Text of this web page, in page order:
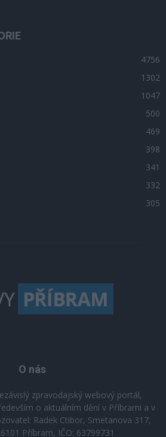
4756
1302
1047
500
469
398
341
332
305
O nás
zpravodajský webový portál,
o aktuálním dění v Příbrami a v
Radek Ctibor, Smetanova 317,
Příbram, IČO: 63799731